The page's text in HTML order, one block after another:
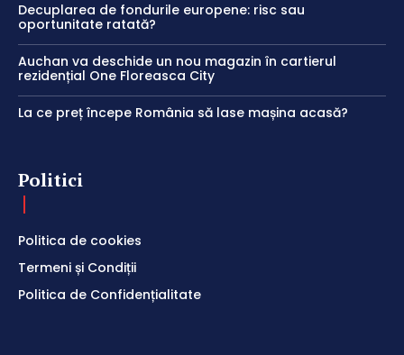
Decuplarea de fondurile europene: risc sau
oportunitate ratată?
Auchan va deschide un nou magazin în cartierul
rezidențial One Floreasca City
La ce preț începe România să lase mașina acasă?
Politici
Politica de cookies
Termeni și Condiții
Politica de Confidențialitate